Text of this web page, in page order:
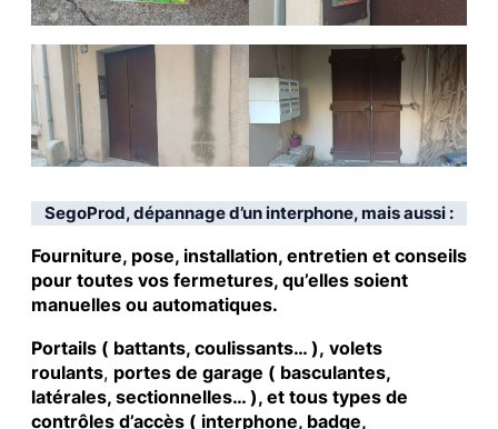
SegoProd, dépannage d’un interphone, mais aussi :
Fourniture, pose, installation, entretien et conseils
pour toutes vos fermetures, qu’elles soient
manuelles ou automatiques.
Portails ( battants, coulissants… ), volets
roulants, portes de garage ( basculantes,
latérales, sectionnelles… ), et tous types de
contrôles d’accès ( interphone, badge,